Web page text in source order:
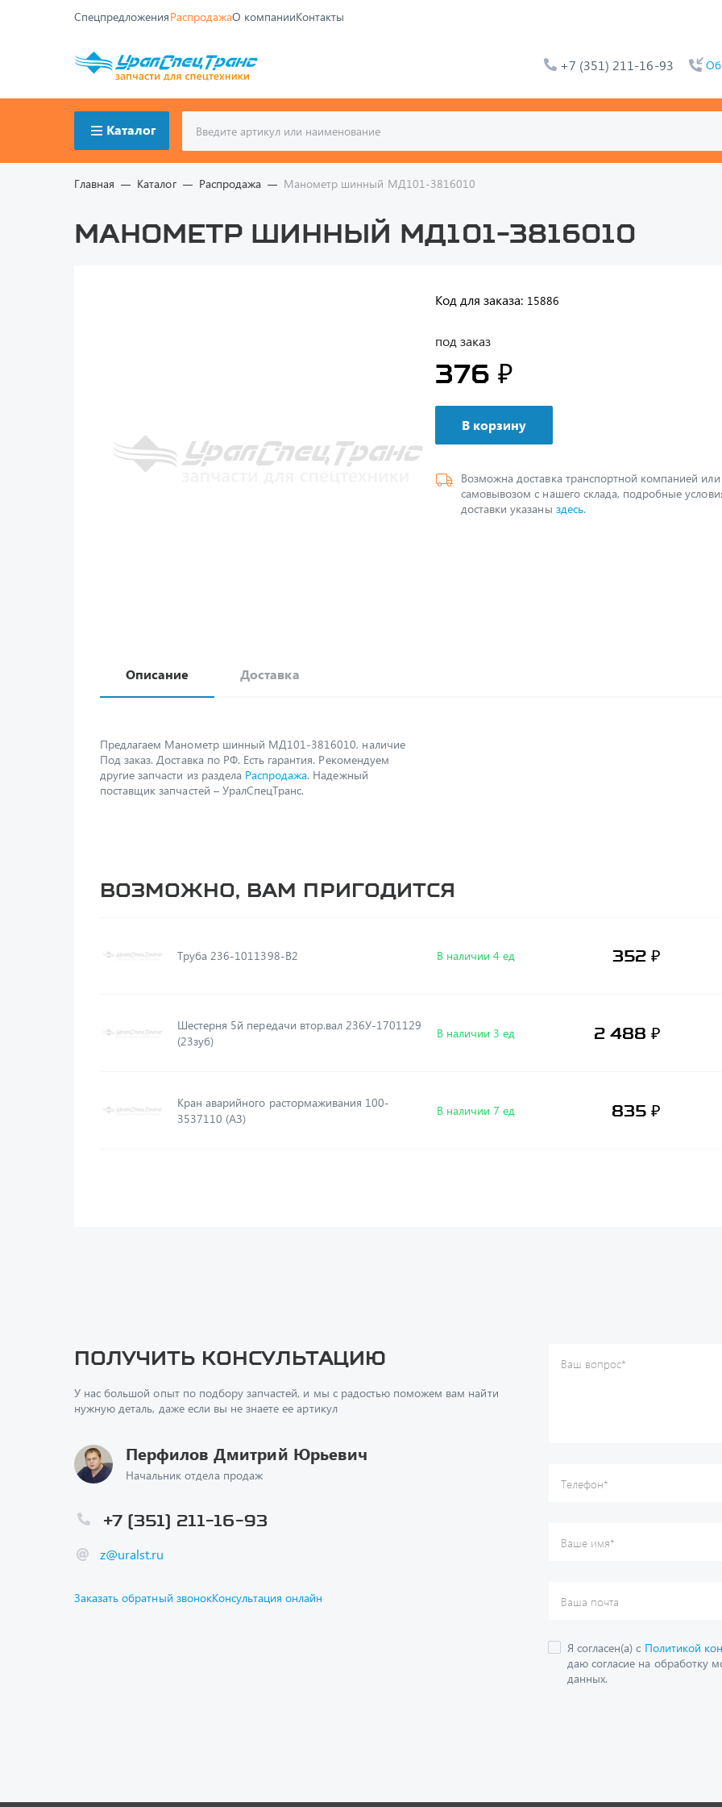
СпецпредложенияРаспродажаО компанииКонтакты
+7 (351) 211-16-93
Каталог
Главная Каталог Распродажа Манометр шинный МД101-3816010
Манометр шинный МД101-3816010
Код для заказа: 15886
под заказ
376 ₽
В корзину
Возможна доставка транспортной компанией или
самовывозом с нашего склада, подробные
доставки указаны здесь.
Описание Доставка
Предлагаем Манометр шинный МД101-3816010, наличие
Под заказ. Доставка по РФ. Есть гарантия. Рекомендуем
другие запчасти из раздела Распродажа. Надежный
поставщик запчастей – УралСпецТранс.
Возможно, вам пригодится
Труба 236-1011398-В2 В наличии 4 ед 352 ₽
Шестерня 5й передачи втор.вал 236У-1701129
(23зуб)
В наличии 3 ед 2 488 ₽
Кран аварийного растормаживания 100-
3537110 (АЗ)
В наличии 7 ед 835 ₽
Получить консультацию
У нас большой опыт по подбору запчастей, и мы с радостью поможем вам найти
нужную деталь, даже если вы не знаете ее артикул
Перфилов Дмитрий Юрьевич
Начальник отдела продаж
z@uralst.ru
+7 (351) 211-16-93
Заказать обратный звонокКонсультация онлайн
Ваш вопрос*